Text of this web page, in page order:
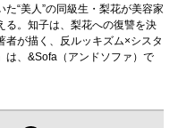
“美人”の同級生・梨花が美容家
る。知子は、梨花への復讐を決
が描く、反ルッキズム×シスタ
は、&Sofa（アンドソファ）で